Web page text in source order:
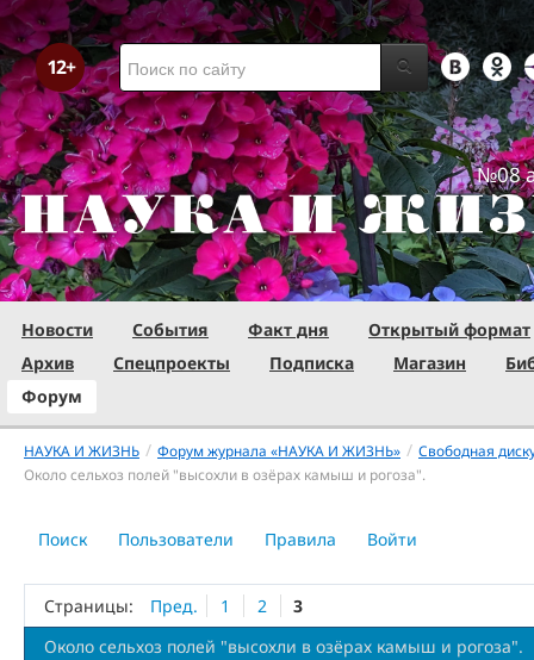
№08
Новости События Факт дня
Открытый формат
Архив
Спецпроекты Подписка Магазин
Форум
НАУКА И ЖИЗНЬ / Форум журнала «НАУКА И ЖИЗНЬ» / Свободная
Около сельхоз полей "высохли в озёрах камыш и рогоза".
Поиск Пользователи Правила Войти
Страницы: Пред. 1 2
3
Около сельхоз полей "высохли в озёрах камыш и рогоза".